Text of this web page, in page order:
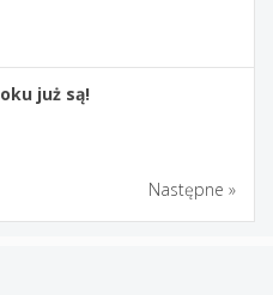
już są!
Następne »